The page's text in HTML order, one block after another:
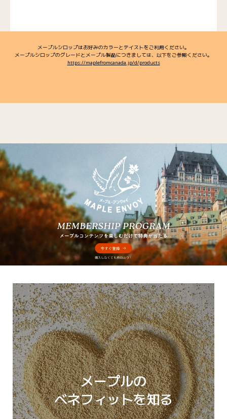
メープルシロップはお好みのカラーとテイストをご利用ください。
メープルシロップのグレードとメープル製品につきましては、以下をご参照ください。
https://maplefromcanada.jp/d/products
メープルの
ベネフィットを知る